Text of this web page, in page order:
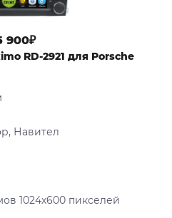
900₽
RD-2921 для Porsche
Навител
1024х600 пикселей